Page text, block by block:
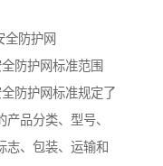
全防护网
防护网标准范围
防护网标准规定了
品分类、型号、
志、包装、运输和